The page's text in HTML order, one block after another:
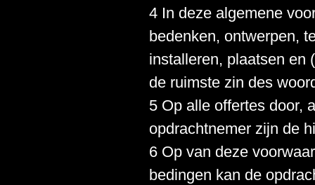
4 In deze algemene
bedenken, ontwerpen,
installeren, plaatsen en
de ruimste zin des
5 Op alle offertes door,
opdrachtnemer zijn de
6 Op van deze
bedingen kan de